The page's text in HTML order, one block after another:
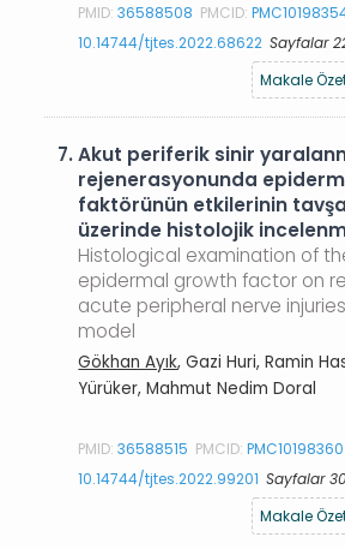
PMID:36588508 PMCID:
10.14744/tjtes.2022.68622 Sayfalar
Makale
7.Akut periferik sinir
rejenerasyonunda
faktörünün etkilerinin
üzerinde histolojik
Histological examination of
epidermal growth factor on
acute peripheral nerve
model
Gökhan Ayık, Gazi Huri, Ramin
Yürüker, Mahmut Nedim Doral
PMID:36588515 PMCID:PMC10198360
10.14744/tjtes.2022.99201 Sayfalar
Makale